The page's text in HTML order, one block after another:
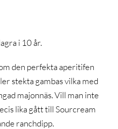
i 10 år.
den perfekta aperitifen
stekta gambas vilka med
majonnäs. Vill man inte
lika gått till Sourcream
ranchdipp.